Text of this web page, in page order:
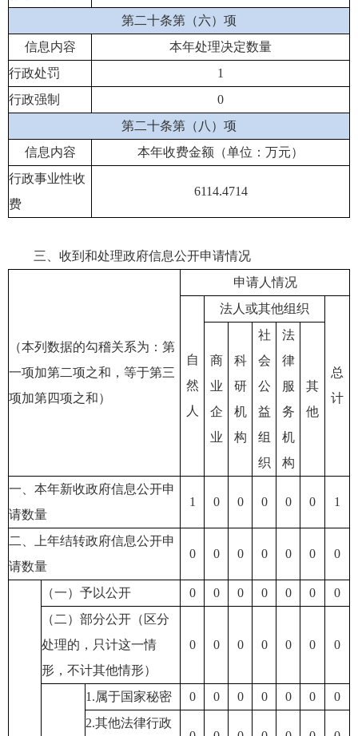
第二十条第（六）项
信息内容
本年处理决定数量
行政处罚
1
行政强制
0
第二十条第（八）项
信息内容
本年收费金额（单位：万元）
行政事业性收
费
6114.4714
三、收到和处理政府信息公开申请情况
（本列数据的勾稽关系为：第
一项加第二项之和，等于第三
项加第四项之和）
申请人情况
自
然
人
法人或其他组织
总
计
商
业
企
业
科
研
机
构
社
会
公
益
组
织
法
律
服
务
机
构
其
他
一、本年新收政府信息公开申
请数量
1 0 0 0 0 0 1
二、上年结转政府信息公开申
请数量
0 0 0 0 0 0 0
（一）予以公开 0 0 0 0 0 0
0
（二）部分公开（区分
处理的，只计这一情
形，不计其他情形）
0 0 0 0 0 0 0
1.属于国家秘密 0 0 0 0 0 0
0
2.其他法律行政